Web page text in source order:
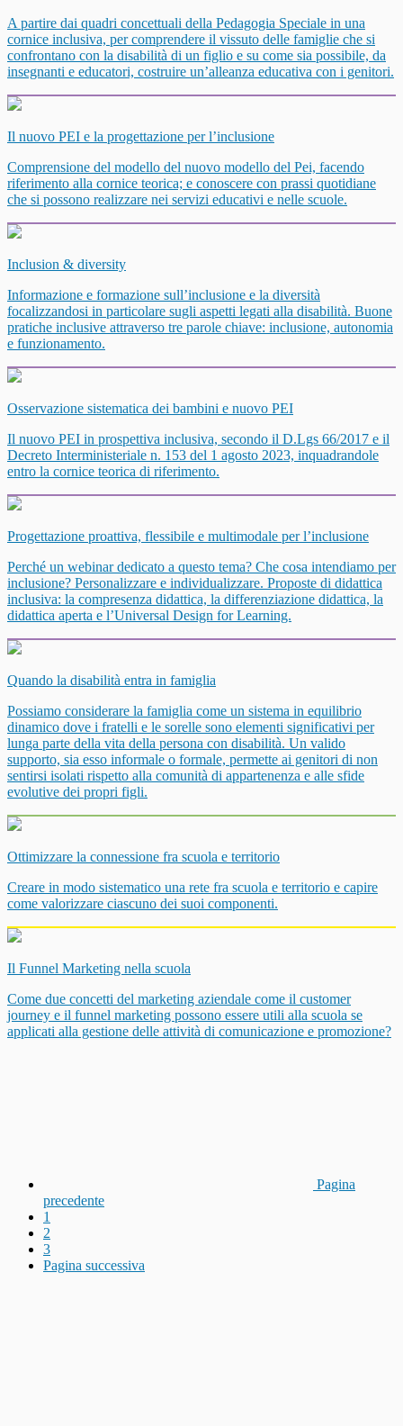
A partire dai quadri concettuali della Pedagogia Speciale in una
cornice inclusiva, per comprendere il vissuto delle famiglie che si
confrontano con la disabilità di un figlio e su come sia possibile, da
insegnanti e educatori, costruire un’alleanza educativa con i genitori.
Il nuovo PEI e la progettazione per l’inclusione
Comprensione del modello del nuovo modello del Pei, facendo
riferimento alla cornice teorica; e conoscere con prassi quotidiane
che si possono realizzare nei servizi educativi e nelle scuole.
Inclusion & diversity
Informazione e formazione sull’inclusione e la diversità
focalizzandosi in particolare sugli aspetti legati alla disabilità. Buone
pratiche inclusive attraverso tre parole chiave: inclusione, autonomia
e funzionamento.
Osservazione sistematica dei bambini e nuovo PEI
Il nuovo PEI in prospettiva inclusiva, secondo il D.Lgs 66/2017 e il
Decreto Interministeriale n. 153 del 1 agosto 2023, inquadrandole
entro la cornice teorica di riferimento.
Progettazione proattiva, flessibile e multimodale per l’inclusione
Perché un webinar dedicato a questo tema? Che cosa intendiamo per
inclusione? Personalizzare e individualizzare. Proposte di didattica
inclusiva: la compresenza didattica, la differenziazione didattica, la
didattica aperta e l’Universal Design for Learning.
Quando la disabilità entra in famiglia
Possiamo considerare la famiglia come un sistema in equilibrio
dinamico dove i fratelli e le sorelle sono elementi significativi per
lunga parte della vita della persona con disabilità. Un valido
supporto, sia esso informale o formale, permette ai genitori di non
sentirsi isolati rispetto alla comunità di appartenenza e alle sfide
evolutive dei propri figli.
Ottimizzare la connessione fra scuola e territorio
Creare in modo sistematico una rete fra scuola e territorio e capire
come valorizzare ciascuno dei suoi componenti.
Il Funnel Marketing nella scuola
Come due concetti del marketing aziendale come il customer
journey e il funnel marketing possono essere utili alla scuola se
applicati alla gestione delle attività di comunicazione e promozione?
Pagina
precedente
1
2
3
Pagina successiva